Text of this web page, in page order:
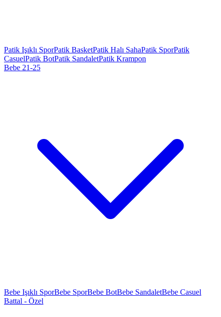
Patik Işıklı SporPatik BasketPatik Halı SahaPatik SporPatik
CasuelPatik BotPatik SandaletPatik Krampon
Bebe 21-25
Bebe Işıklı SporBebe SporBebe BotBebe SandaletBebe Casuel
Battal - Özel